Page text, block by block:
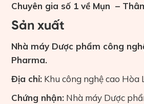
Chuyên gia số 1 về Mụn –
Sản xuất
Nhà máy Dược phẩm công
Pharma.
Địa chỉ: Khu công nghệ cao Hòa
Chứng nhận: Nhà máy Dược